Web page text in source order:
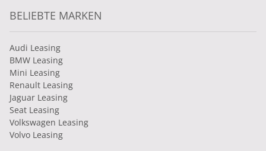
BELIEBTE MARKEN
Audi Leasing
BMW Leasing
Mini Leasing
Renault Leasing
Jaguar Leasing
Seat Leasing
Volkswagen Leasing
Volvo Leasing